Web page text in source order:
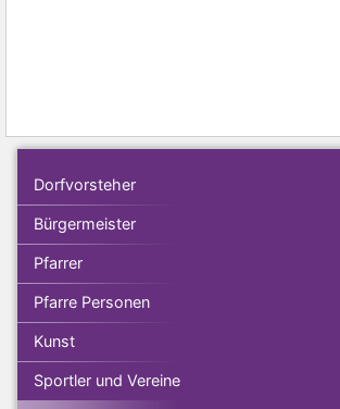
Dorfvorsteher
Bürgermeister
Pfarrer
Pfarre Personen
Kunst
Sportler und Vereine